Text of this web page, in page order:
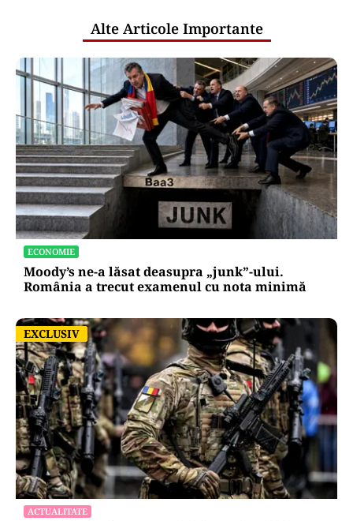
Alte Articole Importante
ECONOMIE
Moody’s ne-a lăsat deasupra „junk”-ului.
România a trecut examenul cu nota minimă
EXCLUSIV
EXCLUSIV
ACTUALITATE